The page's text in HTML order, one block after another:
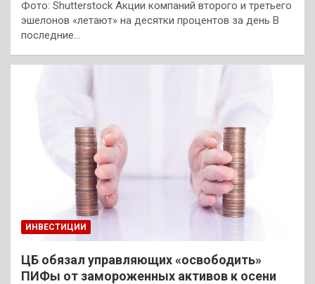
Фото: Shutterstock Акции компаний второго и третьего
эшелонов «летают» на десятки процентов за день В
последние…
ИНВЕСТИЦИИ
ЦБ обязал управляющих «освободить»
ПИФы от замороженных активов к осени